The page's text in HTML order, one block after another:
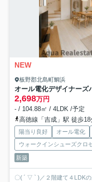
NEW
板野郡北島町鯛浜
オール電化デザイナー
2,698万円
- / 104.88㎡ / 4LDK /予定
高徳線「吉成」駅 徒歩18
陽当り良好 オール電化
ウォークインシューズクロ
新築
〇( ´ ▽ ` )／２階建て４LDK